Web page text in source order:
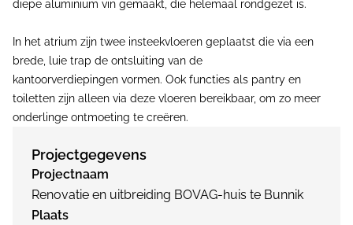
diepe aluminium vin gemaakt, die helemaal rondgezet is.
In het atrium zijn twee insteekvloeren geplaatst die via een
brede, luie trap de ontsluiting van de
kantoorverdiepingen vormen. Ook functies als pantry en
toiletten zijn alleen via deze vloeren bereikbaar, om zo meer
onderlinge ontmoeting te creëren.
Projectgegevens
Projectnaam
Renovatie en uitbreiding BOVAG-huis te Bunnik
Plaats